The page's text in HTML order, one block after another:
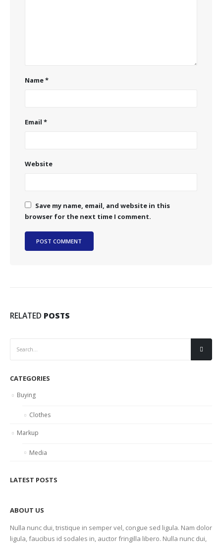
Name*
Email *
Website
Save my name, email, and website in this
browser for the next time I comment.
RELATED POSTS
CATEGORIES
Buying
Clothes
Markup
Media
LATEST POSTS
ABOUT US
Nulla nunc dui, tristique in semper vel, congue sed ligula. Nam dolor
ligula, faucibus id sodales in, auctor fringilla libero. Nulla nunc dui,